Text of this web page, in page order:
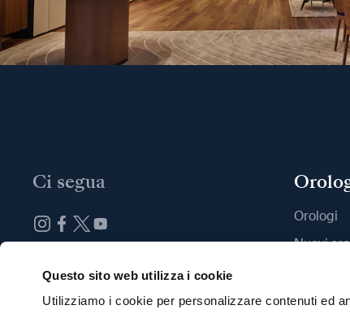
Questo sito web utilizza i cookie
Utilizziamo i cookie per personalizzare contenuti ed
Ci segua
Orologi
Nuovi